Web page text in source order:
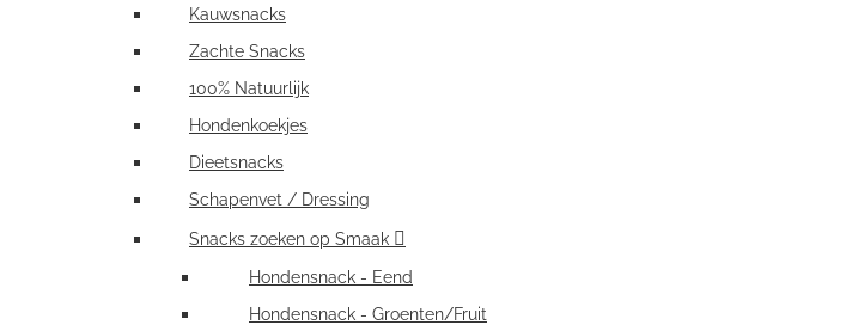
Kauwsnacks
Zachte Snacks
100% Natuurlijk
Hondenkoekjes
Dieetsnacks
Schapenvet / Dressing
Snacks zoeken op Smaak
Hondensnack - Eend
Hondensnack - Groenten/Fruit